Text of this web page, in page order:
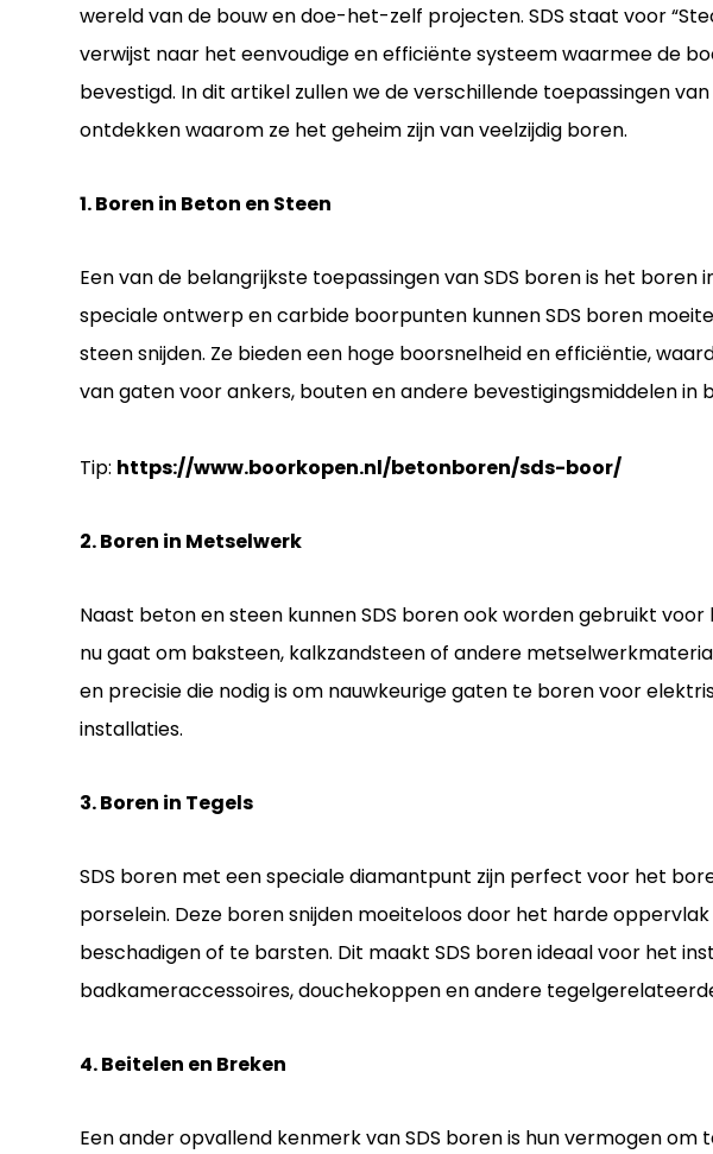
wereld van de bouw en doe-het-zelf projecten. SDS staat voor
verwijst naar het eenvoudige en efficiënte systeem waarmee de
bevestigd. In dit artikel zullen we de verschillende toepassingen
ontdekken waarom ze het geheim zijn van veelzijdig boren.
1. Boren in Beton en Steen
Een van de belangrijkste toepassingen van SDS boren is het boren
speciale ontwerp en carbide boorpunten kunnen SDS boren
steen snijden. Ze bieden een hoge boorsnelheid en efficiëntie,
van gaten voor ankers, bouten en andere bevestigingsmiddelen in
Tip: https://www.boorkopen.nl/betonboren/sds-boor/
2. Boren in Metselwerk
Naast beton en steen kunnen SDS boren ook worden gebruikt
nu gaat om baksteen, kalkzandsteen of andere
en precisie die nodig is om nauwkeurige gaten te boren voor
installaties.
3. Boren in Tegels
SDS boren met een speciale diamantpunt zijn perfect voor het
porselein. Deze boren snijden moeiteloos door het harde
beschadigen of te barsten. Dit maakt SDS boren ideaal voor het
badkameraccessoires, douchekoppen en andere
4. Beitelen en Breken
Een ander opvallend kenmerk van SDS boren is hun vermogen